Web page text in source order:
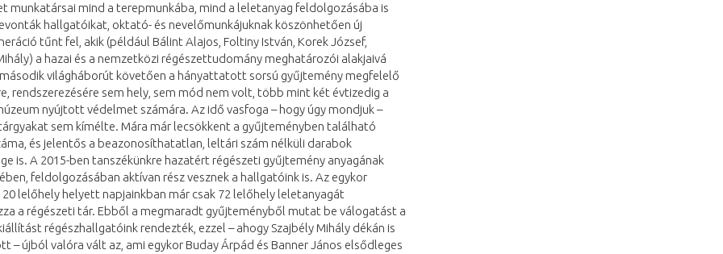
munkatársai mind a terepmunkába, mind a leletanyag feldolgozásába is
hallgatóikat, oktató- és nevelőmunkájuknak köszönhetően új
tűnt fel, akik (például Bálint Alajos, Foltiny István, Korek József,
a hazai és a nemzetközi régészettudomány meghatározói alakjaivá
világháborút követően a hányattatott sorsú gyűjtemény megfelelő
rendszerezésére sem hely, sem mód nem volt, több mint két évtizedig a
nyújtott védelmet számára. Az idő vasfoga – hogy úgy mondjuk –
sem kímélte. Mára már lecsökkent a gyűjteményben található
és jelentős a beazonosíthatatlan, leltári szám nélküli darabok
is. A 2015-ben tanszékünkre hazatért régészeti gyűjtemény anyagának
feldolgozásában aktívan rész vesznek a hallgatóink is. Az egykor
lelőhely helyett napjainkban már csak 72 lelőhely leletanyagát
a régészeti tár. Ebből a megmaradt gyűjteményből mutat be válogatást a
régészhallgatóink rendezték, ezzel – ahogy Szajbély Mihály dékán is
– újból valóra vált az, ami egykor Buday Árpád és Banner János elsődleges